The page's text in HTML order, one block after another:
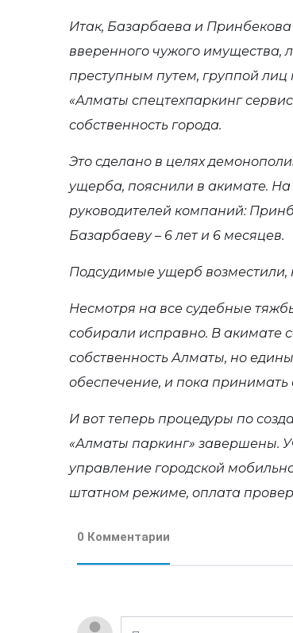
Итак, Базарбаева и
вверенного чужого имущества,
преступным путем, группой лиц
«Алматы спецтехпаркинг
собственность города.
Это сделано в целях
ущерба, пояснили в акимате. На
руководителей компаний:
Базарбаеву – 6 лет и 6 месяцев.
Подсудимые ущерб возместили,
Несмотря на все судебные
собирали исправно. В акимате
собственность Алматы, но
обеспечение, и пока принимать
И вот теперь процедуры по
«Алматы паркинг» завершены.
управление городской
штатном режиме, оплата
0 Комментарии